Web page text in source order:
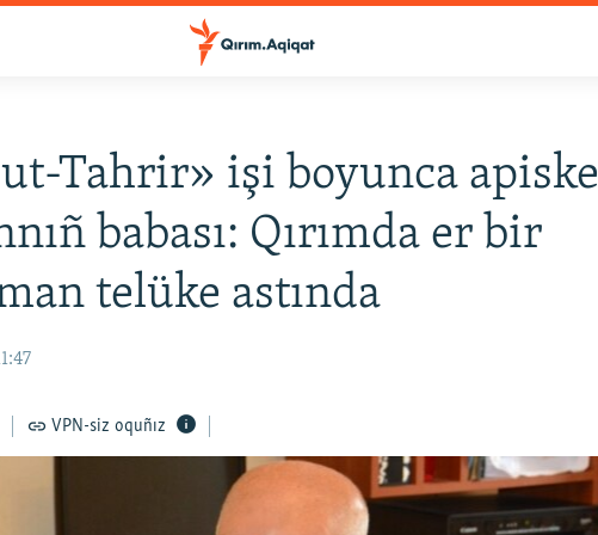
Tahrir» işi boyunca apiske
babası: Qırımda er bir
telüke astında
VPN-siz oquñız